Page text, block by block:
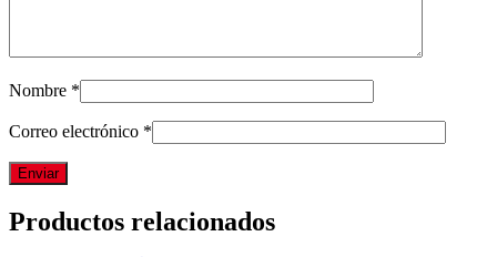
Nombre *
Correo electrónico *
Productos relacionados